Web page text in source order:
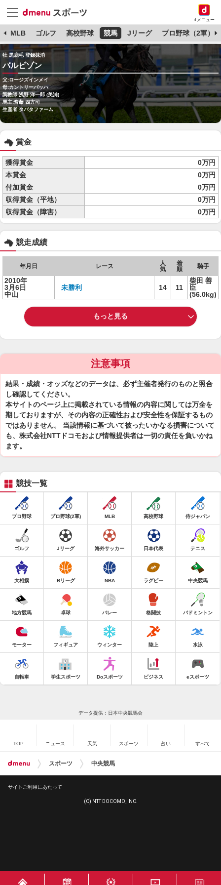
dメニュー
MLB ゴルフ 高校野球 競馬 Jリーグ プロ野球（2軍）
牡 黒鹿毛 登録抹消
バルビゾン
父:ロージズインメイ
母:カントリーバッハ
調教師:浅野 洋一郎 (美浦)
馬主:齊藤 四方司
生産者:タバタファーム
賞金
獲得賞金
0万円
本賞金
0万円
付加賞金
0万円
収得賞金（平地）
0万円
収得賞金（障害）
0万円
競走成績
年月日 レース
人
気
着
順
騎手
2010年
3月6日
中山
未勝利 14 11
柴田 善
臣
(56.0kg)
もっと見る
注意事項
結果・成績・オッズなどのデータは、必ず主催者発行のものと照合
し確認してください。
本サイトのページ上に掲載されている情報の内容に関しては万全を
期しておりますが、その内容の正確性および安全性を保証するもの
ではありません。 当該情報に基づいて被ったいかなる損害について
も、株式会社NTTドコモおよび情報提供者は一切の責任を負いかね
ます。
競技一覧
プロ野球 プロ野球(2軍) MLB 高校野球 侍ジャパン
ゴルフ Jリーグ 海外サッカー 日本代表 テニス
大相撲 Bリーグ NBA ラグビー 中央競馬
地方競馬 卓球 バレー 格闘技 バドミントン
モーター フィギュア ウィンター 陸上 水泳
自転車 学生スポーツ Doスポーツ ビジネス eスポーツ
データ提供：日本中央競馬会
TOP ニュース 天気 スポーツ 占い すべて
スポーツ 中央競馬
サイトご利用にあたって
(C) NTT DOCOMO, INC.